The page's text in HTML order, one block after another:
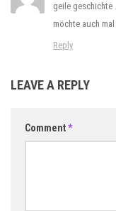
geile geschichte
möchte auch
Reply
LEAVE A REPLY
Comment*